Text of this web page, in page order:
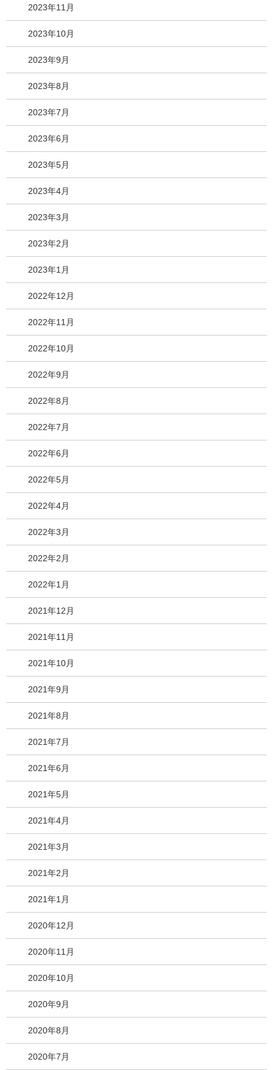
2023年11月
2023年10月
2023年9月
2023年8月
2023年7月
2023年6月
2023年5月
2023年4月
2023年3月
2023年2月
2023年1月
2022年12月
2022年11月
2022年10月
2022年9月
2022年8月
2022年7月
2022年6月
2022年5月
2022年4月
2022年3月
2022年2月
2022年1月
2021年12月
2021年11月
2021年10月
2021年9月
2021年8月
2021年7月
2021年6月
2021年5月
2021年4月
2021年3月
2021年2月
2021年1月
2020年12月
2020年11月
2020年10月
2020年9月
2020年8月
2020年7月